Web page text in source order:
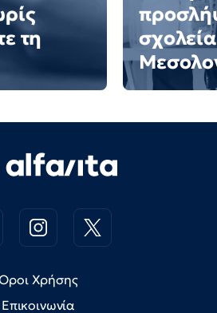
τη
Χρήσης
Επικοινωνία